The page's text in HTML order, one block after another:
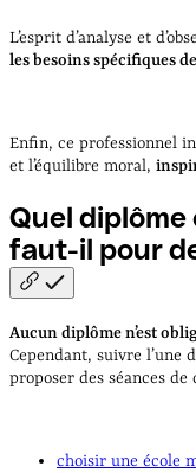
L’esprit d’analyse et
les besoins spécifiques
Enfin, ce professionnel
et l’équilibre moral,
Quel diplôme
faut-il pour
Aucun diplôme n’est
Cependant, suivre l’une
proposer des séances
choisir une école